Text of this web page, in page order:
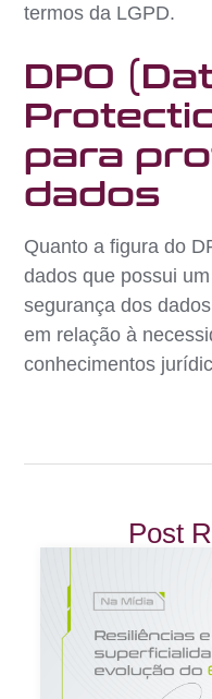
termos da LGPD.
DPO
para
dados
Quanto a figura do
dados que possui
segurança dos
em relação à
conhecimentos
Post